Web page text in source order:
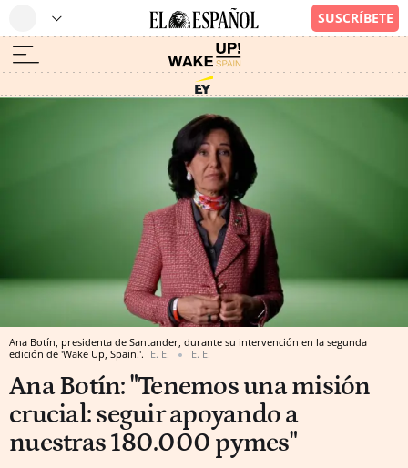
Ana Botín, presidenta de Santander, durante su intervención en la segunda
edición de 'Wake Up, Spain!'. E. E. E. E.
Ana Botín: "Tenemos una misión
crucial: seguir apoyando a
nuestras 180.000 pymes"